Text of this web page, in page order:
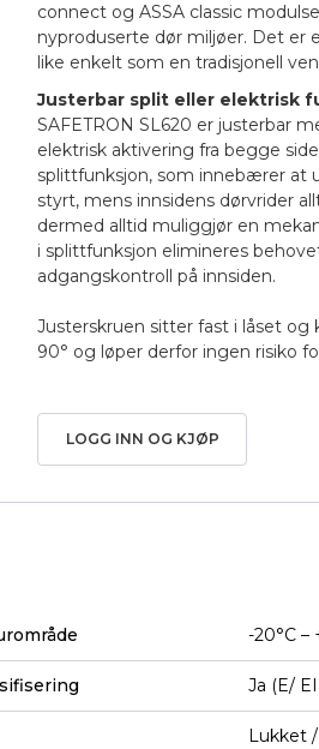
connect og ASSA classic
nyproduserte dør miljøer. Det er
like enkelt som en tradisjonell
Justerbar split eller elektrisk
SAFETRON SL620 er justerbar
elektrisk aktivering fra begge
splittfunksjon, som innebærer at
styrt, mens innsidens dørvrider
dermed alltid muliggjør en
i splittfunksjon elimineres
adgangskontroll på innsiden.
Justerskruen sitter fast i låset
90° og løper derfor ingen risiko
LOGG INN OG KJØP
-20°C –
Ja (E/
Lukket